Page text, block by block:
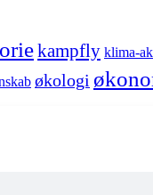
kampfly klima-
økologi